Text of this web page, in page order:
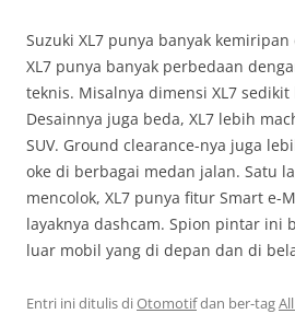
Suzuki XL7 punya banyak
XL7 punya banyak perbedaan
teknis. Misalnya dimensi XL7
Desainnya juga beda, XL7 lebih
SUV. Ground clearance-nya juga
oke di berbagai medan jalan. Satu
mencolok, XL7 punya fitur Smart e-
layaknya dashcam. Spion pintar ini
luar mobil yang di depan dan di
Entri ini ditulis diOtomotifdan ber-tag